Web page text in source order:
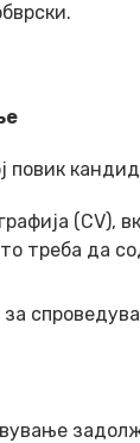
повик
(CV),
треба да